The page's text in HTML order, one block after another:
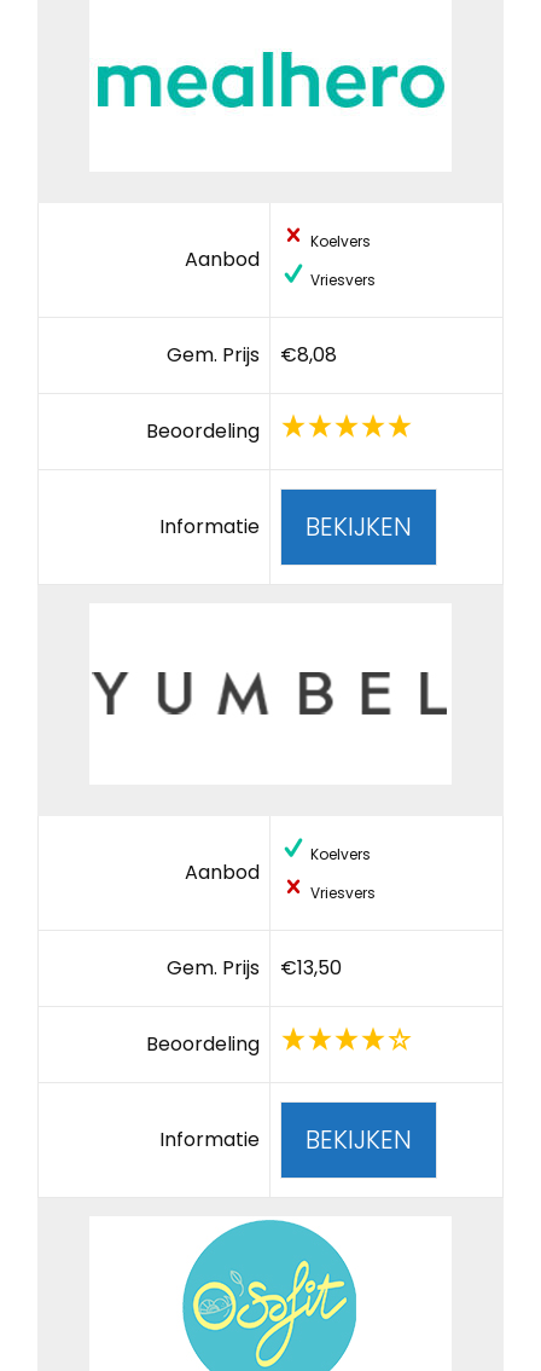
Aanbod
Koelvers
Vriesvers
Gem. Prijs €8,08
Beoordeling
Informatie BEKIJKEN
Aanbod
Koelvers
Vriesvers
Gem. Prijs €13,50
Beoordeling
Informatie BEKIJKEN